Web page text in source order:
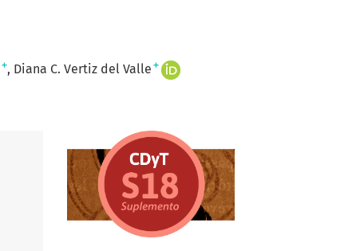
+ Diana C. Vertiz del Valle +